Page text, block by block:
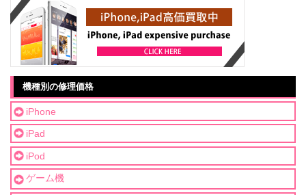
機種別の修理価格
iPhone
iPad
iPod
ゲーム機